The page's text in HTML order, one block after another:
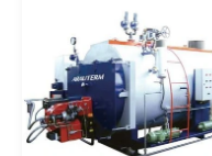
Serviços De
Empresas De
Empresas De